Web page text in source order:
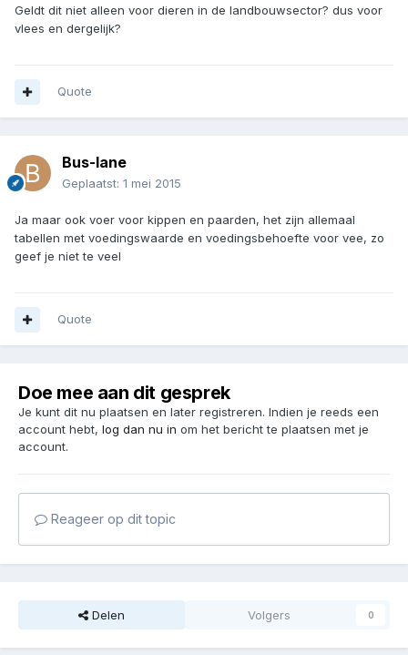
Geldt dit niet alleen voor dieren in de landbouwsector? dus voor
vlees en dergelijk?
Quote
Bus-lane
Geplaatst: 1 mei 2015
Ja maar ook voer voor kippen en paarden, het zijn allemaal
tabellen met voedingswaarde en voedingsbehoefte voor vee, zo
geef je niet te veel
Quote
Doe mee aan dit gesprek
Je kunt dit nu plaatsen en later registreren. Indien je reeds een
account hebt, log dan nu in om het bericht te plaatsen met je
account.
Reageer op dit topic
Delen Volgers 0